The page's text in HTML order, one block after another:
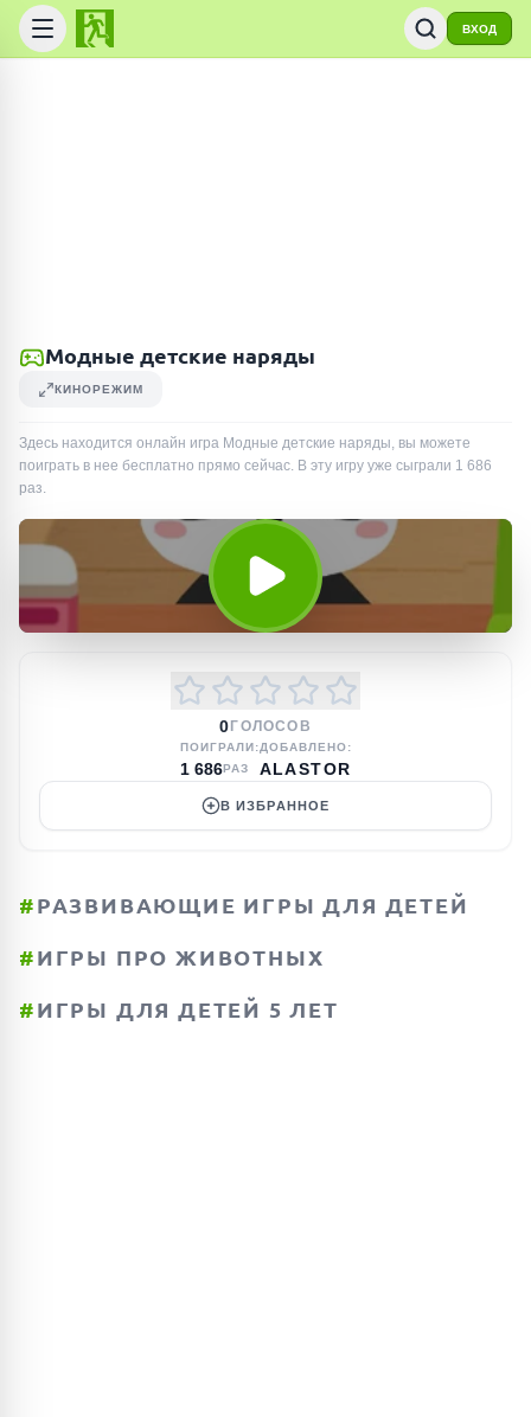
ВХОД
Модные детские наряды
КИНОРЕЖИМ
Здесь находится онлайн игра Модные детские наряды, вы можете
поиграть в нее бесплатно прямо сейчас. В эту игру уже сыграли 1 686
раз.
0 ГОЛОСОВ
ПОИГРАЛИ:
1 686РАЗ
ДОБАВЛЕНО:
ALASTOR
В ИЗБРАННОЕ
#РАЗВИВАЮЩИЕ ИГРЫ ДЛЯ ДЕТЕЙ
#ИГРЫ ПРО ЖИВОТНЫХ
#ИГРЫ ДЛЯ ДЕТЕЙ 5 ЛЕТ